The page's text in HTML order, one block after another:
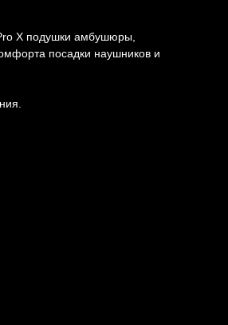
X подушки амбушюры,
посадки наушников и